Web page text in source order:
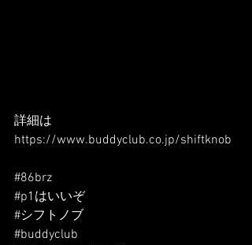
詳細は
https://www.buddyclub.co.jp/shiftknob
#86brz
#p1はいいぞ
#シフトノブ
#buddyclub